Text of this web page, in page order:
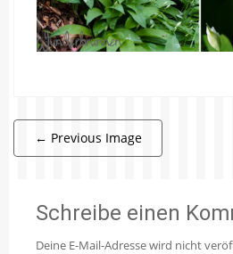
← Previous Image
Schreibe einen
Deine E-Mail-Adresse wird nicht